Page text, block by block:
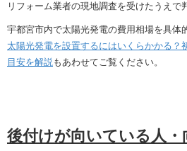
リフォーム業者の現地調査を受けたうえで
宇都宮市内で太陽光発電の費用相場を具体
太陽光発電を設置するにはいくらかかる？
目安を解説もあわせてご覧ください。
後付けが向いている人